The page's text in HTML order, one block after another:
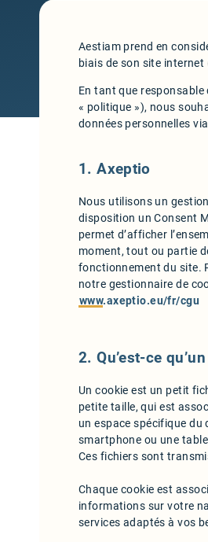
Aestiam prend en
biais de son site internet
En tant que
« politique »), nous
données personnelles
1. Axeptio
Nous utilisons un
disposition un Consent
permet d’afficher
moment, tout ou partie
fonctionnement du site.
notre gestionnaire de
www.axeptio.eu/fr/cgu
2. Qu’est-ce
Un cookie est un petit
petite taille, qui est
un espace spécifique du
smartphone ou une
Ces fichiers sont
Chaque cookie est
informations sur votre
services adaptés à vos